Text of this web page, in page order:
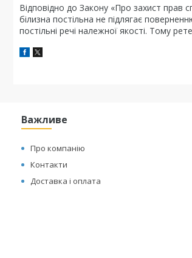
Відповідно до Закону «Про захист прав
білизна постільна не підлягає
постільні речі належної якості. Тому
Важливе
Про компанію
Контакти
Доставка і оплата